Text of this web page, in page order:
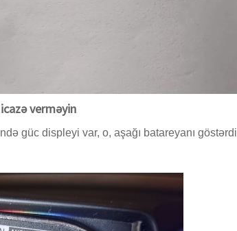
verməyin
güc displeyi var, o, aşağı batareyanı